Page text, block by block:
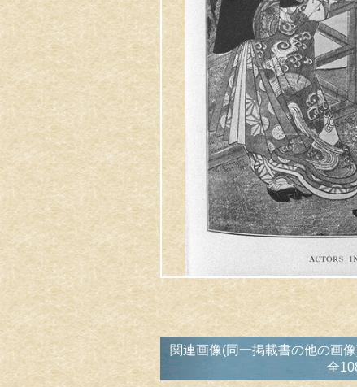
関連画像(同一掲載書の他の画
全